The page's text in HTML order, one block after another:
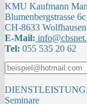
KMU Kaufmann
Blumenbergstrasse 6c
CH-8633 Wolfhausen
E-Mail:
Tel: 055 535 20 62
Seminare